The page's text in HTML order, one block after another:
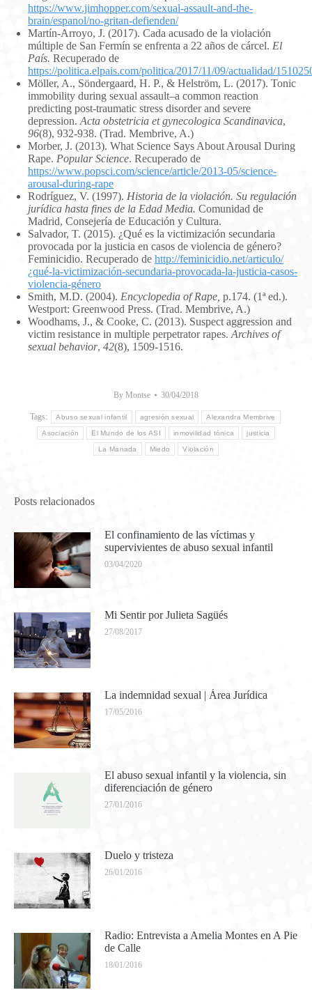
https://www.jimhopper.com/sexual-assault-and-the-
brain/espanol/no-gritan-defienden/
Martín-Arroyo, J. (2017). Cada acusado de la violación
múltiple de San Fermín se enfrenta a 22 años de cárcel. El
País. Recuperado de
https://politica.elpais.com/politica/2017/11/09/actualidad/
Möller, A., Söndergaard, H. P., & Helström, L. (2017). Tonic
immobility during sexual assault–a common reaction
predicting post‐traumatic stress disorder and severe
depression. Acta obstetricia et gynecologica Scandinavica,
96(8), 932-938. (Trad. Membrive, A.)
Morber, J. (2013). What Science Says About Arousal During
Rape. Popular Science. Recuperado de
https://www.popsci.com/science/article/2013-05/science-
arousal-during-rape
Rodríguez, V. (1997). Historia de la violación. Su regulación
jurídica hasta fines de la Edad Media. Comunidad de
Madrid, Consejería de Educación y Cultura.
Salvador, T. (2015). ¿Qué es la victimización secundaria
provocada por la justicia en casos de violencia de género?
Feminicidio. Recuperado de http://feminicidio.net/articulo/
¿qué-la-victimización-secundaria-provocada-la-justicia-casos-
violencia-género
Smith, M.D. (2004). Encyclopedia of Rape, p.174. (1ª ed.).
Westport: Greenwood Press. (Trad. Membrive, A.)
Woodhams, J., & Cooke, C. (2013). Suspect aggression and
victim resistance in multiple perpetrator rapes. Archives of
sexual behavior, 42(8), 1509-1516.
By Montse 30/04/2018
Tags: Abuso sexual infantil agresión sexual Alexandra Membrive
Asociación El Mundo de los ASI inmovilidad tónica justicia
La Manada Miedo Violación
Posts relacionados
El confinamiento de las víctimas y
supervivientes de abuso sexual infantil
03/04/2020
Mi Sentir por Julieta Sagüés
27/08/2017
La indemnidad sexual | Área Jurídica
17/05/2016
El abuso sexual infantil y la violencia, sin
diferenciación de género
27/01/2016
Duelo y tristeza
26/01/2016
Radio: Entrevista a Amelia Montes en A Pie
de Calle
18/01/2016